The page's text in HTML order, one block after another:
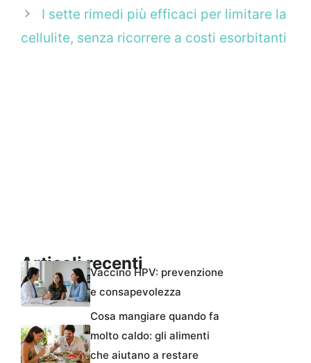
I sette rimedi più efficaci per limitare la
cellulite, senza ricorrere a costi esorbitanti
Articoli recentiVaccino HPV: prevenzione
e consapevolezza
Cosa mangiare quando fa
molto caldo: gli alimenti
che aiutano a restare